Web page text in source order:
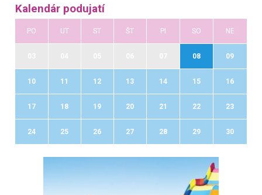
Kalendár podujatí
PO UT ST ŠT PI SO NE
08 09
10 11 12 13 14 15 16
17 18 19 20 21 22 23
24 25 26 27 28 29 30